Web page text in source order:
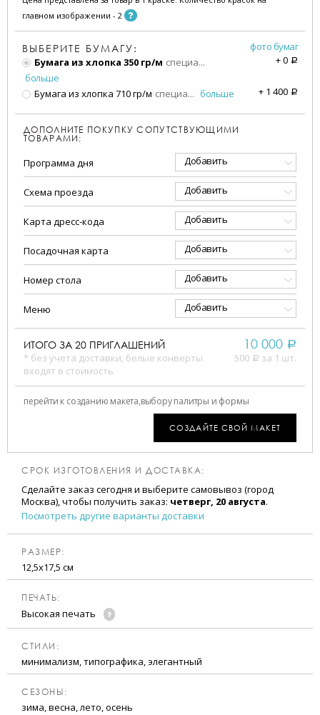
главном изображении - 2
ВЫБЕРИТЕ БУМАГУ:
фото бумаг
Бумага из хлопка 350 гр/м специа...
больше
+0 a
Бумага из хлопка 710 гр/м специа... больше + 1 400 a
ДОПОЛНИТЕ ПОКУПКУ СОПУТСТВУЮЩИМИ
ТОВАРАМИ:
Программа дня Добавить
Схема проезда Добавить
Карта дресс-кода Добавить
Посадочная карта Добавить
Номер стола Добавить
Меню Добавить
ИТОГО ЗА 20 ПРИГЛАШЕНИЙ
* без учета доставки, белые конверты
входят в стоимость
10 000 a
500 a за 1 шт.
перейти к созданию макета,выбору палитры и формы
СОЗДАЙТЕ СВОЙ МАКЕТ
СРОК ИЗГОТОВЛЕНИЯ И ДОСТАВКА:
Сделайте заказ сегодня и выберите самовывоз (город
Москва), чтобы получить заказ: четверг, 20 августа.
Посмотреть другие варианты доставки
РАЗМЕР:
12,5х17,5 см
ПЕЧАТЬ:
Высокая печать
CТИЛИ:
минимализм, типографика, элегантный
CЕЗОНЫ:
зима, весна, лето, осень